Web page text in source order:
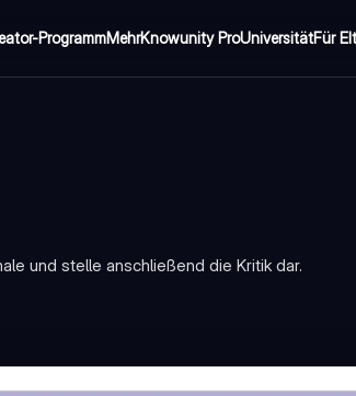
ProgrammMehrKnowunity ProUniversitätFür
und stelle anschließend die Kritik dar.